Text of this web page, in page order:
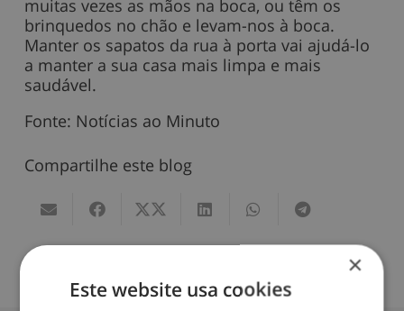
muitas vezes as mãos na boca, ou têm os
brinquedos no chão e levam-nos à boca.
Manter os sapatos da rua à porta vai ajudá-lo
a manter a sua casa mais limpa e mais
saudável.
Fonte: Notícias ao Minuto
Compartilhe este blog
×
Este website usa cookies